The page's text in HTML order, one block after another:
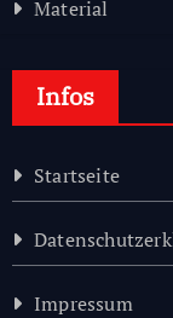
Material
Infos
Startseite
Impressum